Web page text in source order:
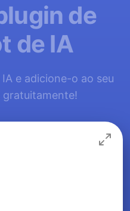
de
de IA
e adicione-o ao seu
gratuitamente!